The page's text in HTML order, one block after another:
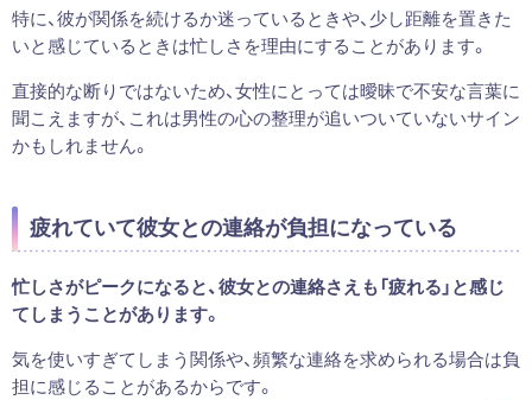
特に、彼が関係を続けるか迷っているときや、少し距離を置きた
いと感じているときは忙しさを理由にすることがあります。
直接的な断りではないため、女性にとっては曖昧で不安な言葉に
聞こえますが、これは男性の心の整理が追いついていないサイン
かもしれません。
疲れていて彼女との連絡が負担になっている
忙しさがピークになると、彼女との連絡さえも「疲れる」と感じ
てしまうことがあります。
気を使いすぎてしまう関係や、頻繁な連絡を求められる場合は負
担に感じることがあるからです。